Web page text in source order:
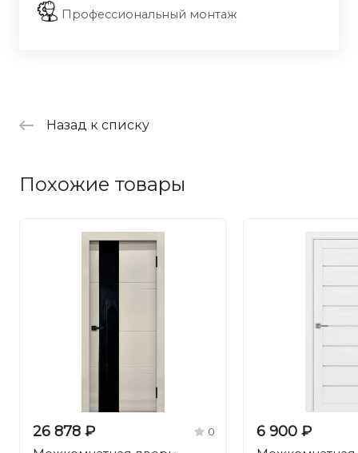
Профессиональный монтаж
Назад к списку
Похожие товары
26 878 ₽ 0 6 900 ₽